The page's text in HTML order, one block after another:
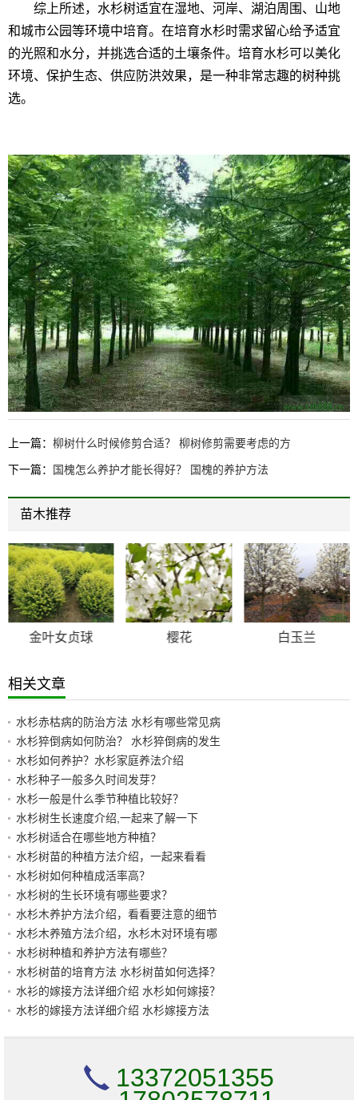
综上所述，水杉树适宜在湿地、河岸、湖泊周围、山地
和城市公园等环境中培育。在培育水杉时需求留心给予适宜
的光照和水分，并挑选合适的土壤条件。培育水杉可以美化
环境、保护生态、供应防洪效果，是一种非常志趣的树种挑
选。
上一篇： 柳树什么时候修剪合适？ 柳树修剪需要考虑的方
下一篇： 国槐怎么养护才能长得好？ 国槐的养护方法
苗木推荐
金叶女贞球 樱花 白玉兰
相关文章
水杉赤枯病的防治方法 水杉有哪些常见病
水杉猝倒病如何防治？ 水杉猝倒病的发生
水杉如何养护？水杉家庭养法介绍
水杉种子一般多久时间发芽？
水杉一般是什么季节种植比较好？
水杉树生长速度介绍,一起来了解一下
水杉树适合在哪些地方种植？
水杉树苗的种植方法介绍，一起来看看
水杉树如何种植成活率高？
水杉树的生长环境有哪些要求？
水杉木养护方法介绍，看看要注意的细节
水杉木养殖方法介绍，水杉木对环境有哪
水杉树种植和养护方法有哪些？
水杉树苗的培育方法 水杉树苗如何选择？
水衫的嫁接方法详细介绍 水杉如何嫁接？
水杉的嫁接方法详细介绍 水杉嫁接方法
13372051355